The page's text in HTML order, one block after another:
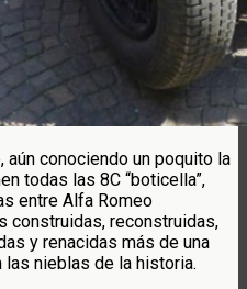
conociendo un poquito la
todas las 8C “boticella”,
entre Alfa Romeo
construidas, reconstruidas,
y renacidas más de una
nieblas de la historia.